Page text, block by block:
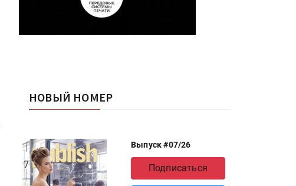
НОВЫЙ НОМЕР
Выпуск #07/26
Подписаться